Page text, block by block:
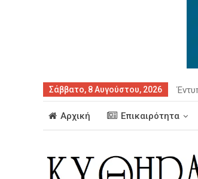
Σάββατο, 8 Αυγούστου, 2026
Αρχική Επικαιρότητα